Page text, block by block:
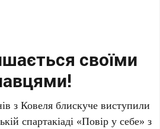
своїми
з Ковеля блискуче виступили
спартакіаді «Повір у себе» з